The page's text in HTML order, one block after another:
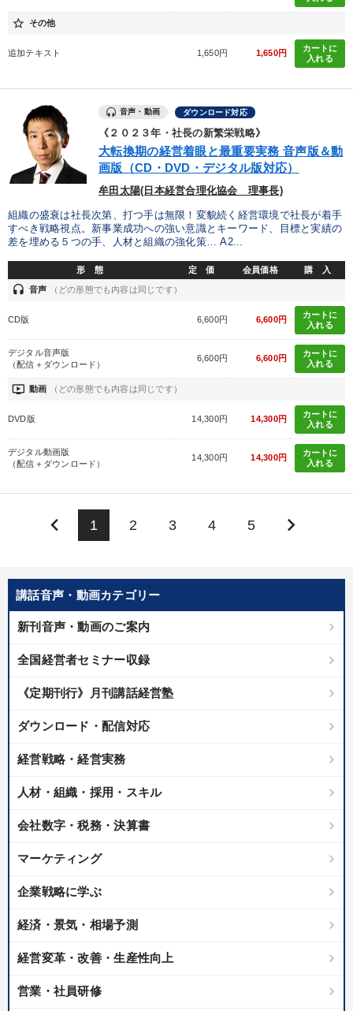
講話音声・動画カテゴリー
新刊音声・動画のご案内
全国経営者セミナー収録
《定期刊行》月刊講話経営塾
ダウンロード・配信対応
経営戦略・経営実務
人材・組織・採用・スキル
会社数字・税務・決算書
マーケティング
企業戦略に学ぶ
経済・景気・相場予測
経営変革・改善・生産性向上
営業・社員研修
star_border その他
追加テキスト 1,650円 1,650円
カートに
入れる
音声・動画 ダウンロード対応
《２０２３年・社長の新繁栄戦略》
大転換期の経営着眼と最重要実務 音声版＆動
画版（CD・DVD・デジタル版対応）
牟田太陽(日本経営合理化協会 理事長)
組織の盛衰は社長次第、打つ手は無限！変貌続く経営環境で社長が着手
すべき戦略視点。新事業成功への強い意識とキーワード、目標と実績の
差を埋める５つの手、人材と組織の強化策… A2...
形 態 定 価 会員価格 購 入
headset 音声 （どの形態でも内容は同じです）
CD版 6,600円 6,600円
カートに
入れる
デジタル音声版
（配信＋ダウンロード）
6,600円 6,600円
カートに
入れる
ondemand_video 動画 （どの形態でも内容は同じです）
DVD版 14,300円 14,300円
カートに
入れる
デジタル動画版
（配信＋ダウンロード）
14,300円 14,300円
カートに
入れる
keyboard_arrow_left 1 2 3 4 5 keyboard_arrow_right